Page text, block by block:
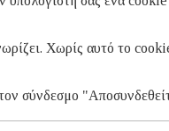
Χωρίς αυτό το
σύνδεσμο